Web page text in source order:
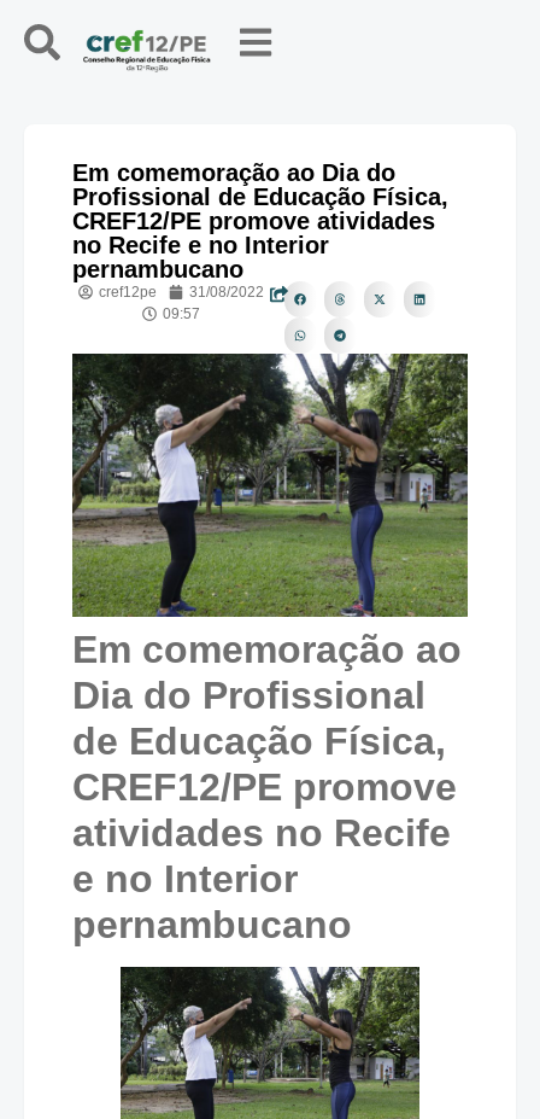
Em comemoração ao Dia do
Profissional de Educação Física,
CREF12/PE promove atividades
no Recife e no Interior
pernambucano
cref12pe
31/08/2022
09:57
Em comemoração ao
Dia do Profissional
de Educação Física,
CREF12/PE promove
atividades no Recife
e no Interior
pernambucano